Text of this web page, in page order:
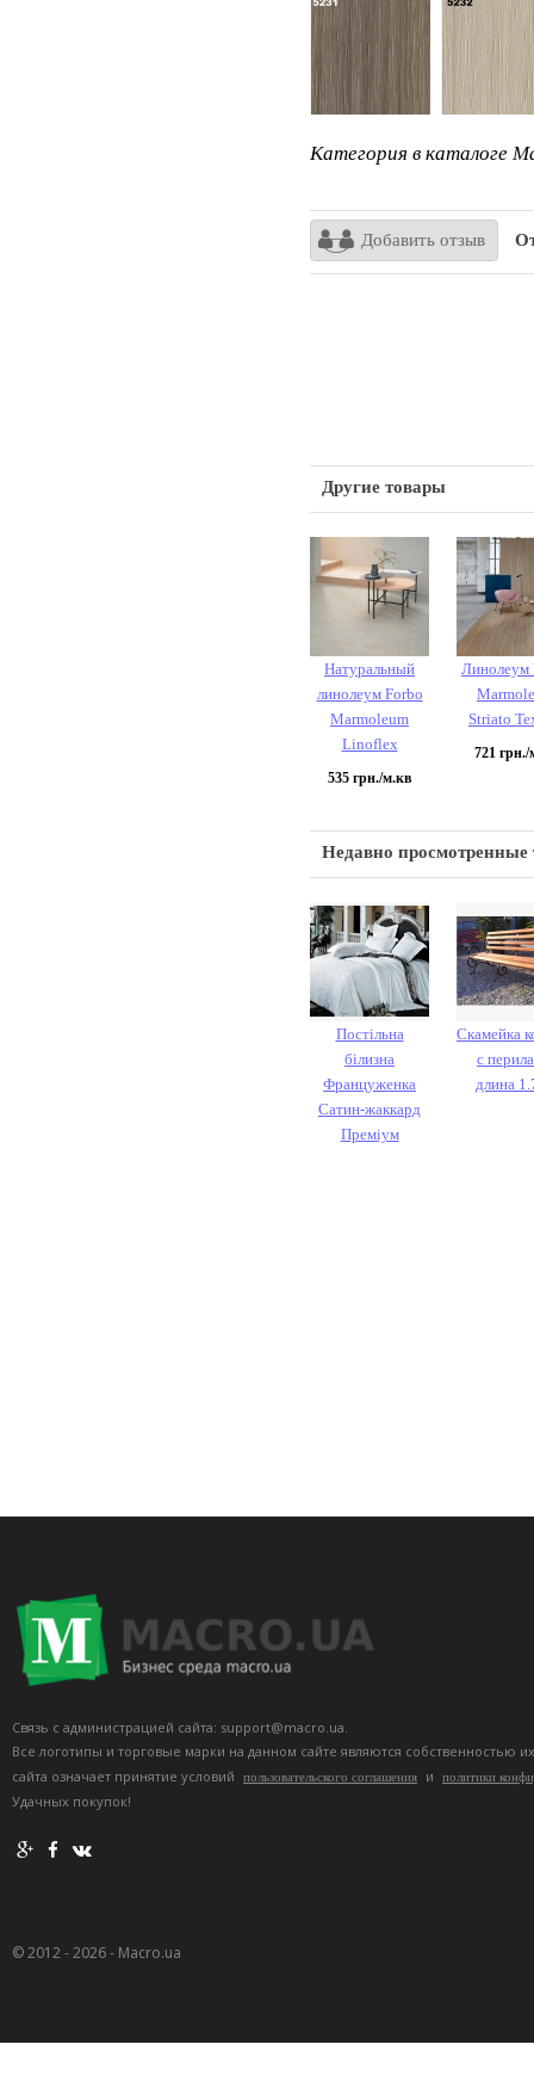
Категория в каталоге
Добавить отзыв
Другие товары
Натуральный
линолеум Forbo
Marmoleum
Linoflex
535 грн./м.кв
Линолеум
Striato
721 грн./
Недавно просмотренные
Постільна
білизна
Француженка
Сатин-жаккард
Преміум
Скамейка
с
длина
Связь с администрацией сайта: support@macro.ua.
Все логотипы и торговые марки на данном сайте являются собственностью
сайта означает принятие условий
пользовательского соглашения и политики
Удачных покупок!
© 2012 - 2026 - Macro.ua